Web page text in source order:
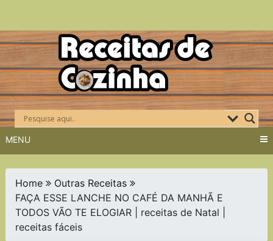
Skip
to
content
MENU
Home
Outras Receitas
FAÇA ESSE LANCHE NO CAFÉ DA MANHÃ E
TODOS VÃO TE ELOGIAR | receitas de Natal |
receitas fáceis